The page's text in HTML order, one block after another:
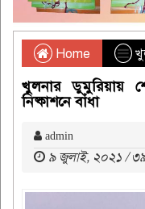
Home
খুলনার ডুমুরিয়ায়
নিষ্কাশনে বাঁধা
admin
৯ জুলাই, ২০২১ /